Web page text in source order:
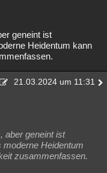
geneint ist
Heidentum kann
21.03.2024 um 11:31
aber geneint ist
Heidentum
zusammenfassen.